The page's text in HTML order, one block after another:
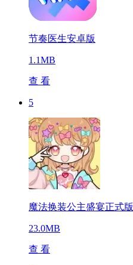
节奏医生安卓版
1.1MB
查 看
5
魔法换装公主盛宴正式版
23.0MB
查 看